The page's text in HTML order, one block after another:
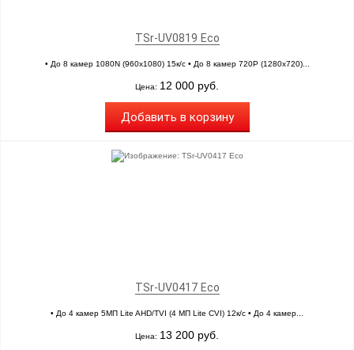
TSr-UV0819 Eco
• До 8 камер 1080N (960х1080) 15к/с • До 8 камер 720P (1280х720)...
Цена: 12 000 руб.
Добавить в корзину
TSr-UV0417 Eco
• До 4 камер 5МП Lite AHD/TVI (4 МП Lite CVI) 12к/с • До 4 камер...
Цена: 13 200 руб.